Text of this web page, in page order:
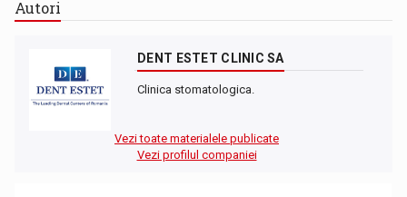
Autori
DENT ESTET CLINIC SA
Clinica stomatologica.
Vezi toate materialele publicate
Vezi profilul companiei